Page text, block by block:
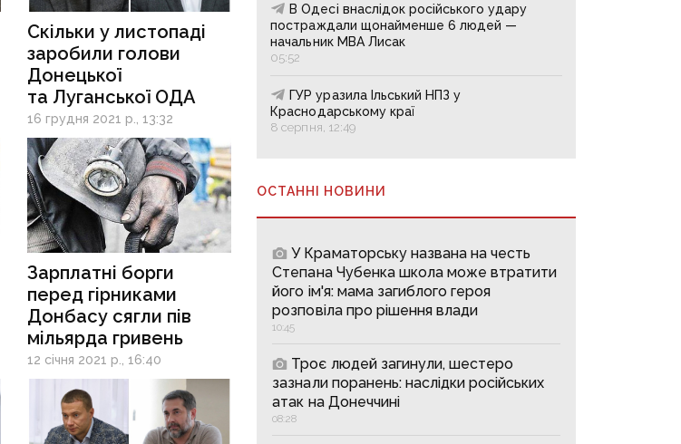
Скільки у листопаді
заробили голови
Донецької
та Луганської ОДА
16 грудня 2021 р., 13:32
Зарплатні борги
перед гірниками
Донбасу сягли пів
мільярда гривень
12 січня 2021 р., 16:40
В Одесі внаслідок російського удару
постраждали щонайменше 6 людей —
начальник МВА Лисак
05:52
ГУР уразила Ільський НПЗ у
Краснодарському краї
8 серпня, 12:49
ОСТАННІ НОВИНИ
У Краматорську названа на честь
Степана Чубенка школа може втратити
його ім'я: мама загиблого героя
розповіла про рішення влади
10:45
Троє людей загинули, шестеро
зазнали поранень: наслідки російських
атак на Донеччині
08:28